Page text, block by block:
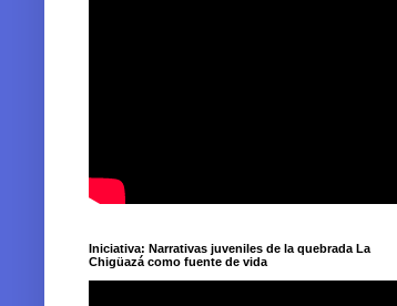
Iniciativa: Narrativas juveniles de la quebrada La
Chigüazá como fuente de vida